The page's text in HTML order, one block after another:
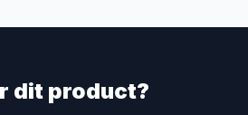
dit product?